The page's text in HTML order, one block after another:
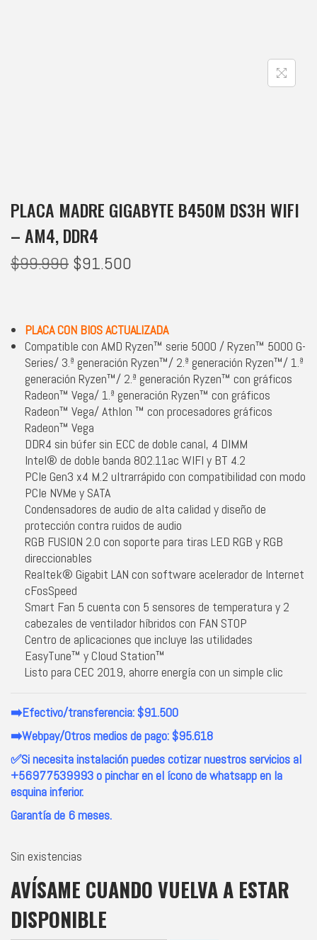
PLACA MADRE GIGABYTE B450M DS3H WIFI
– AM4, DDR4
$99.990 $91.500
PLACA CON BIOS ACTUALIZADA
Compatible con AMD Ryzen™ serie 5000 / Ryzen™ 5000 G-
Series/ 3.ª generación Ryzen™/ 2.ª generación Ryzen™/ 1.ª
generación Ryzen™/ 2.ª generación Ryzen™ con gráficos
Radeon™ Vega/ 1.ª generación Ryzen™ con gráficos
Radeon™ Vega/ Athlon ™ con procesadores gráficos
Radeon™ Vega
DDR4 sin búfer sin ECC de doble canal, 4 DIMM
Intel® de doble banda 802.11ac WIFI y BT 4.2
PCIe Gen3 x4 M.2 ultrarrápido con compatibilidad con modo
PCIe NVMe y SATA
Condensadores de audio de alta calidad y diseño de
protección contra ruidos de audio
RGB FUSION 2.0 con soporte para tiras LED RGB y RGB
direccionables
Realtek® Gigabit LAN con software acelerador de Internet
cFosSpeed
Smart Fan 5 cuenta con 5 sensores de temperatura y 2
cabezales de ventilador híbridos con FAN STOP
Centro de aplicaciones que incluye las utilidades
EasyTune™ y Cloud Station™
Listo para CEC 2019, ahorre energía con un simple clic
➡️Efectivo/transferencia: $91.500
➡️Webpay/Otros medios de pago: $95.618
✅Si necesita instalación puedes cotizar nuestros servicios al
+56977539993 o pinchar en el ícono de whatsapp en la
esquina inferior.
Garantía de 6 meses.
Sin existencias
AVÍSAME CUANDO VUELVA A ESTAR
DISPONIBLE